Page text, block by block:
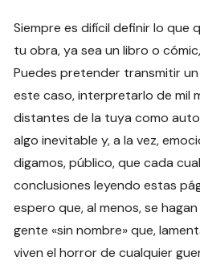
Siempre es difícil definir lo que
tu obra, ya sea un libro o
Puedes pretender transmitir
este caso, interpretarlo de mil
distantes de la tuya como
algo inevitable y, a la vez,
digamos, público, que cada
conclusiones leyendo estas
espero que, al menos, se
gente «sin nombre» que,
viven el horror de cualquier